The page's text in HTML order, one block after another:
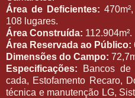
Área de Deficientes:
108 lugares.
Área Construída: 112.904m².
Área Reservada ao Público:
Dimensões do Campo:
Especificações: Bancos de
cada, Estofamento Recaro,
técnica e manutenção LG,